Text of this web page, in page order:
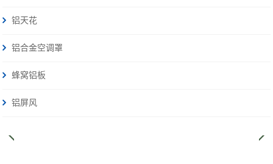
铝天花
铝合金空调罩
蜂窝铝板
铝屏风